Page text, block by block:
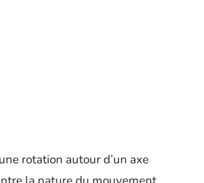
rotation autour d’un axe